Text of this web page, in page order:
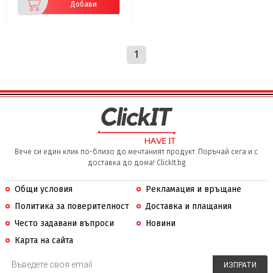
Добави
1
Вече си един клик по-близо до мечтаният продукт. Поръчай сега и с
доставка до дома! ClickIt.bg
Общи условия
Рекламация и връщане
Политика за поверителност
Доставка и плащания
Често задавани въпроси
Новини
Карта на сайта